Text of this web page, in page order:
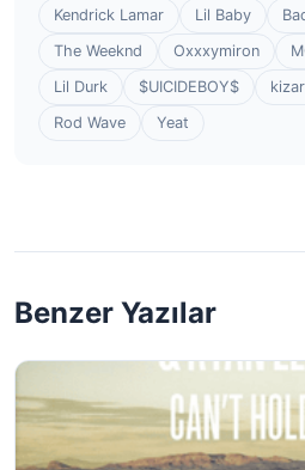
Kendrick Lamar Lil Baby
The Weeknd
Oxxxymiron
Lil Durk
$UICIDEBOY$
Rod Wave
Yeat
Benzer Yazılar